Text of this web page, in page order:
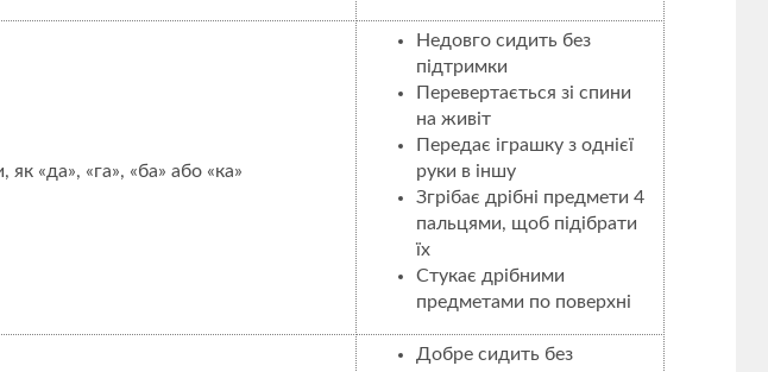
як «да», «га», «ба» або «ка»
Недовго сидить без
підтримки
Перевертається зі спини
на живіт
Передає іграшку з однієї
руки в іншу
Згрібає дрібні предмети 4
пальцями, щоб підібрати
їх
Стукає дрібними
предметами по поверхні
Добре сидить без